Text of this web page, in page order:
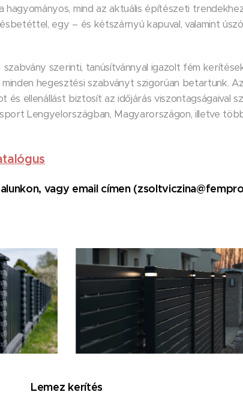
mind az aktuális építészeti
egy – és kétszárnyú kapuval, valamint
szabvány szerinti, tanúsítvánnyal igazolt fém
hegesztési szabványt szigorúan betartunk.
ellenállást biztosít az időjárás viszontagságaival
Lengyelországban, Magyarországon, illetve
vagy email címen
Lemez kerítés